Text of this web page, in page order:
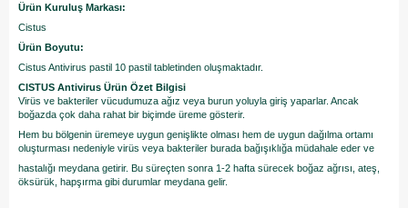
Ürün Kuruluş Markası:
Cistus
Ürün Boyutu:
Cistus Antivirus pastil 10 pastil tabletinden oluşmaktadır.
CISTUS Antivirus Ürün Özet Bilgisi
Virüs ve bakteriler vücudumuza ağız veya burun yoluyla giriş yaparlar. Ancak
boğazda çok daha rahat bir biçimde üreme gösterir.
Hem bu bölgenin üremeye uygun genişlikte olması hem de uygun dağılma ortamı
oluşturması nedeniyle virüs veya bakteriler burada bağışıklığa müdahale eder ve
hastalığı meydana getirir. Bu süreçten sonra 1-2 hafta sürecek boğaz ağrısı, ateş,
öksürük, hapşırma gibi durumlar meydana gelir.